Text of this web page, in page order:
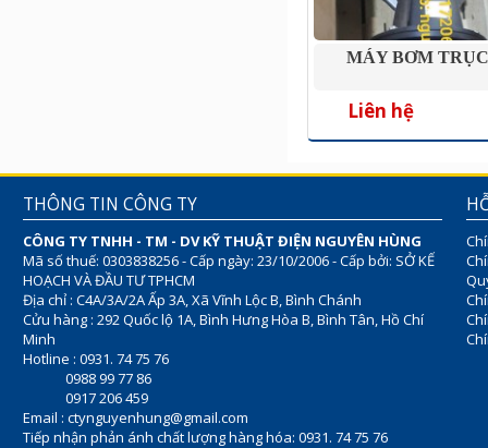
MÁY BƠM
Liên hệ
THÔNG TIN CÔNG TY
CÔNG TY TNHH - TM - DV KỸ THUẬT ĐIỆN NGUYÊN HÙNG
Mã số thuế: 0303838256 - Cấp ngày: 23/10/2006 - Cấp bởi: SỞ KẾ
HOẠCH VÀ ĐẦU TƯ TPHCM
Địa chỉ : C4A/3A/2A Ấp 3A, Xã Vĩnh Lộc B, Bình Chánh
Cửu hàng : 292 Quốc lộ 1A, Bình Hưng Hòa B, Bình Tân, Hồ Chí
Minh
Hotline : 0931. 74 75 76
0988 99 77 86
0917 206 459
Email : ctynguyenhung@gmail.com
Tiếp nhận phản ánh chất lượng hàng hóa: 0931. 74 75 76